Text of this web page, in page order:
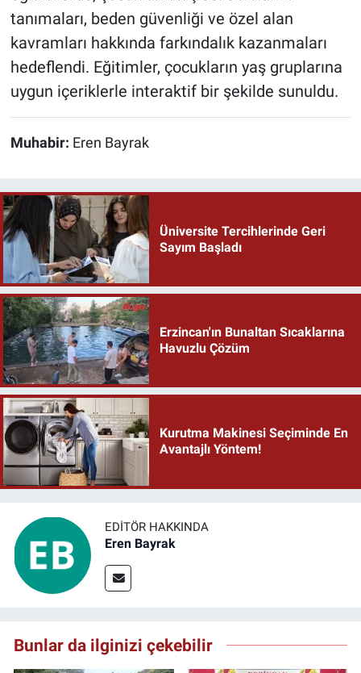
tanımaları, beden güvenliği ve özel alan
kavramları hakkında farkındalık kazanmaları
hedeflendi. Eğitimler, çocukların yaş gruplarına
uygun içeriklerle interaktif bir şekilde sunuldu.
Muhabir: Eren Bayrak
Üniversite Tercihlerinde Geri
Sayım Başladı
Erzincan'ın Bunaltan Sıcaklarına
Havuzlu Çözüm
Kurutma Makinesi Seçiminde En
Avantajlı Yöntem!
EDITÖR HAKKINDA
Eren Bayrak
Bunlar da ilginizi çekebilir